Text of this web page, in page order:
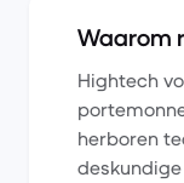
Waarom
Hightech
herboren